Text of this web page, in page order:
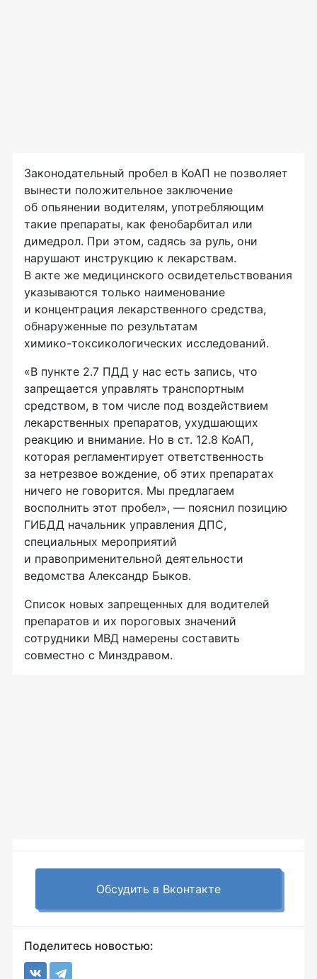
Законодательный пробел в КоАП не позволяет
вынести положительное заключение
об опьянении водителям, употребляющим
такие препараты, как фенобарбитал или
димедрол. При этом, садясь за руль, они
нарушают инструкцию к лекарствам.
В акте же медицинского освидетельствования
указываются только наименование
и концентрация лекарственного средства,
обнаруженные по результатам
химико-токсикологических исследований.
«В пункте 2.7 ПДД у нас есть запись, что
запрещается управлять транспортным
средством, в том числе под воздействием
лекарственных препаратов, ухудшающих
реакцию и внимание. Но в ст. 12.8 КоАП,
которая регламентирует ответственность
за нетрезвое вождение, об этих препаратах
ничего не говорится. Мы предлагаем
восполнить этот пробел», — пояснил позицию
ГИБДД начальник управления ДПС,
специальных мероприятий
и правоприменительной деятельности
ведомства Александр Быков.
Список новых запрещенных для водителей
препаратов и их пороговых значений
сотрудники МВД намерены составить
совместно с Минздравом.
Обсудить в Вконтакте
Поделитесь новостью: